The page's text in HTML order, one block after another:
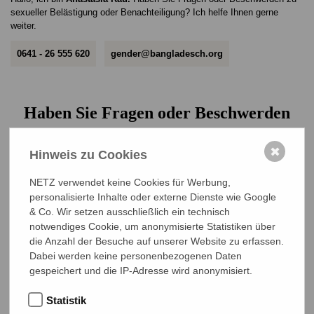
unter0209 / 6000910 und selders.josef@googlemail.com
erreichbar ist. Auf Wunsch leitet er Anfragen auch gerne an eine
weibliche Kollegin weiter.
Bangladesch gemäß der geltenden Gesetzgebung.
sexueller Belästigung oder Benachteiligung? Ich helfe Ihnen gerne
weiter.
0641 - 26 555 620 gender@bangladesch.org
Haben Sie Fragen oder Beschwerden
zum Kinderschutz? Brauchst du Hilfe?
Hallo, ich binGwendolyn Bömeke.Schreiben Sie und schreibt mir
jederzeit! Ich helfe gerne weiter.
0641 - 26 555 618 boemeke@bangladesch.org
Sie benötigen besonderen Schutz?
Hinweis zu Cookies
NETZ verwendet keine Cookies für Werbung,
personalisierte Inhalte oder externe Dienste wie Google
& Co. Wir setzen ausschließlich ein technisch
notwendiges Cookie, um anonymisierte Statistiken über
die Anzahl der Besuche auf unserer Website zu erfassen.
Dabei werden keine personenbezogenen Daten
gespeichert und die IP-Adresse wird anonymisiert.
Statistik
✖